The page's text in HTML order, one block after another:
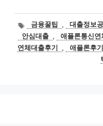
태
그
금융꿀팁 , 대출정보
안심대출 , 애플론통신연
연체대출후기
, 애플론후기